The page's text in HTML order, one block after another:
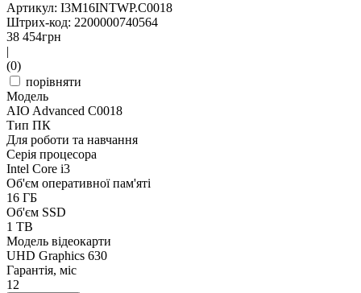
Артикул: I3M16INTWP.C0018
Штрих-код: 2200000740564
38 454грн
|
(0)
порівняти
Модель
AIO Advanced C0018
Тип ПК
Для роботи та навчання
Серія процесора
Intel Core i3
Об'єм оперативної пам'яті
16 ГБ
Об'єм SSD
1 TB
Модель відеокарти
UHD Graphics 630
Гарантія, міс
12